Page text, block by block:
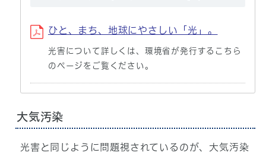
ひと、まち、地球にやさしい「光」。
光害について詳しくは、環境省が発行するこちら
のページをご覧ください。
大気汚染
光害と同じように問題視されているのが、大気汚染